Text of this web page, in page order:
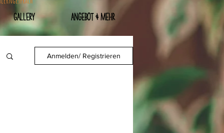
Gallery Angebot & mehr
Anmelden/ Registrieren